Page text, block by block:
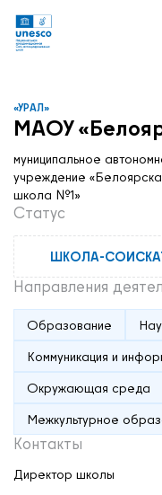
«УРАЛ»
МАОУ
муниципальное
учреждение
школа №1»
Статус
ШКОЛА-
Направления
Образование
Коммуникация и
Окружающая среда
Межкультурное
Контакты
Директор школы
Ссылки
УВЕДОМЛЕНИЕ
Список пуст